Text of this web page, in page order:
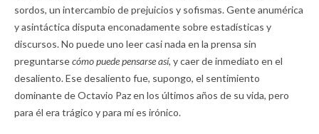
sordos, un intercambio de prejuicios y sofismas. Gente anumérica
y asintáctica disputa enconadamente sobre estadísticas y
discursos. No puede uno leer casi nada en la prensa sin
preguntarsecómo puede pensarse así, y caer de inmediato en el
desaliento. Ese desaliento fue, supongo, el sentimiento
dominante de Octavio Paz en los últimos años de su vida, pero
para él era trágico y para mí es irónico.